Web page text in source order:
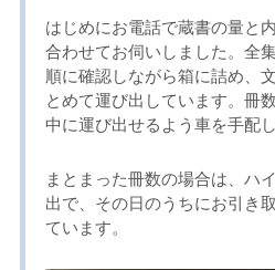
はじめにお電話で蔵書の量と
合わせてお伺いしました。全
順に確認しながら箱に詰め、
とめて運び出しています。冊
中に運び出せるよう車を手配
まとまった冊数の場合は、ハ
出で、その日のうちにお引き
ています。